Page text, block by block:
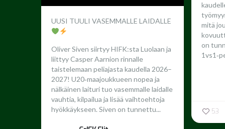
UUSI TUULI VASEMMALLE LAIDALLE
Oliver Siven siirtyy HIFK:sta Luolaan ja
liittyy Casper Aarnion rinnalle
taistelemaan peliajasta kaudella 2026–
2027! U20‑maajoukkueen nopea ja
nälkäinen laituri tuo vasemmalle laidalle
vauhtia, kilpailua ja lisää vaihtoehtoja
hyökkäykseen. Siven on tunnettu...
mitä
on
53